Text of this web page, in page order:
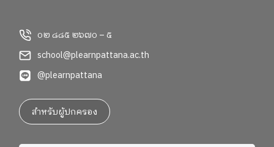
๐๒ ๘๘๕ ๒๖๗๐ – ๕
school@plearnpattana.ac.th
@plearnpattana
สำหรับผู้ปกครอง